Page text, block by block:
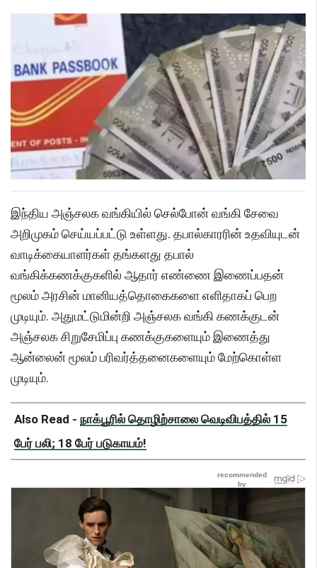
இந்திய அஞ்சலக வங்கியில் செல்போன் வங்கி சேவை
அறிமுகம் செய்யப்பட்டு உள்ளது. தபால்காரரின் உதவியுடன்
வாடிக்கையாளர்கள் தங்களது தபால்
வங்கிக்கணக்குகளில் ஆதார் எண்ணை இணைப்பதன்
மூலம் அரசின் மானியத்தொகைகளை எளிதாகப் பெற
முடியும். அதுமட்டுமின்றி அஞ்சலக வங்கி கணக்குடன்
அஞ்சலக சிறுசேமிப்பு கணக்குகளையும் இணைத்து
ஆன்லைன் மூலம் பரிவர்த்தனைகளையும் மேற்கொள்ள
முடியும்.
Also Read - நாக்பூரில் தொழிற்சாலை வெடிவிபத்தில் 15
பேர் பலி; 18 பேர் படுகாயம்!